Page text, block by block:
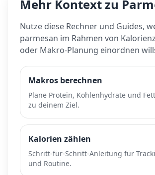
Mehr Kontext zu
Nutze diese Rechner und Guides,
parmesan im Rahmen von
oder Makro-Planung einordnen
Makros berechnen
Plane Protein, Kohlenhydrate und
zu deinem Ziel.
Kalorien zählen
Schritt-für-Schritt-Anleitung für
und Routine.